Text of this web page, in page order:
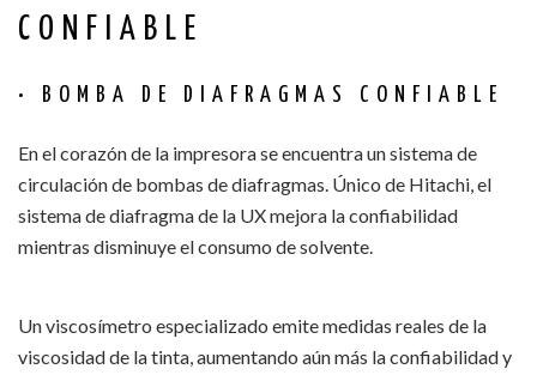
CONFIABLE
• BOMBA DE DIAFRAGMAS CONFIABLE
En el corazón de la impresora se encuentra un sistema de
circulación de bombas de diafragmas. Único de Hitachi, el
sistema de diafragma de la UX mejora la confiabilidad
mientras disminuye el consumo de solvente.
Un viscosímetro especializado emite medidas reales de la
viscosidad de la tinta, aumentando aún más la confiabilidad y